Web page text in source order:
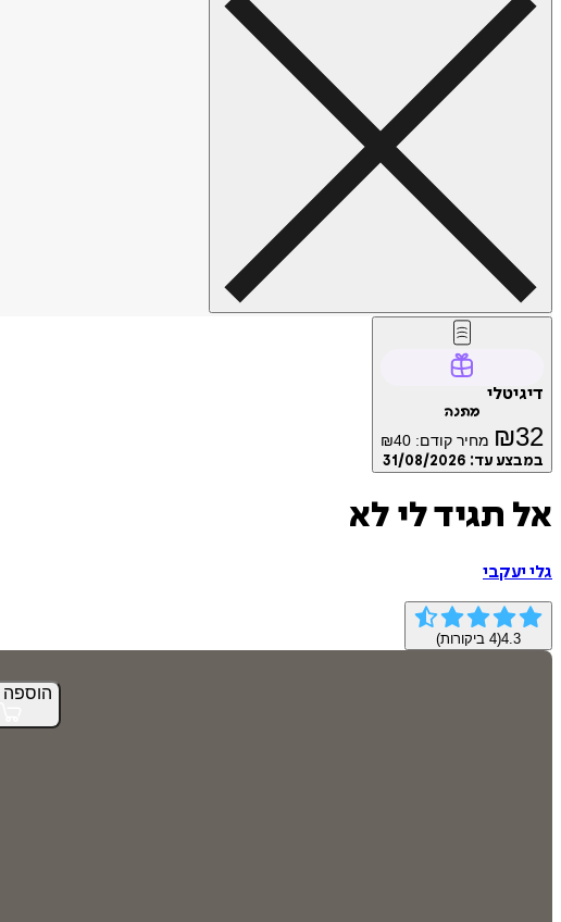
דיגיטלי
מתנה
₪32 מחיר קודם: ₪40
במבצע עד: 31/08/2026
הוספה
אל תגיד לי לא
גלי יעקבי
4.3
(
4 ביקורות)